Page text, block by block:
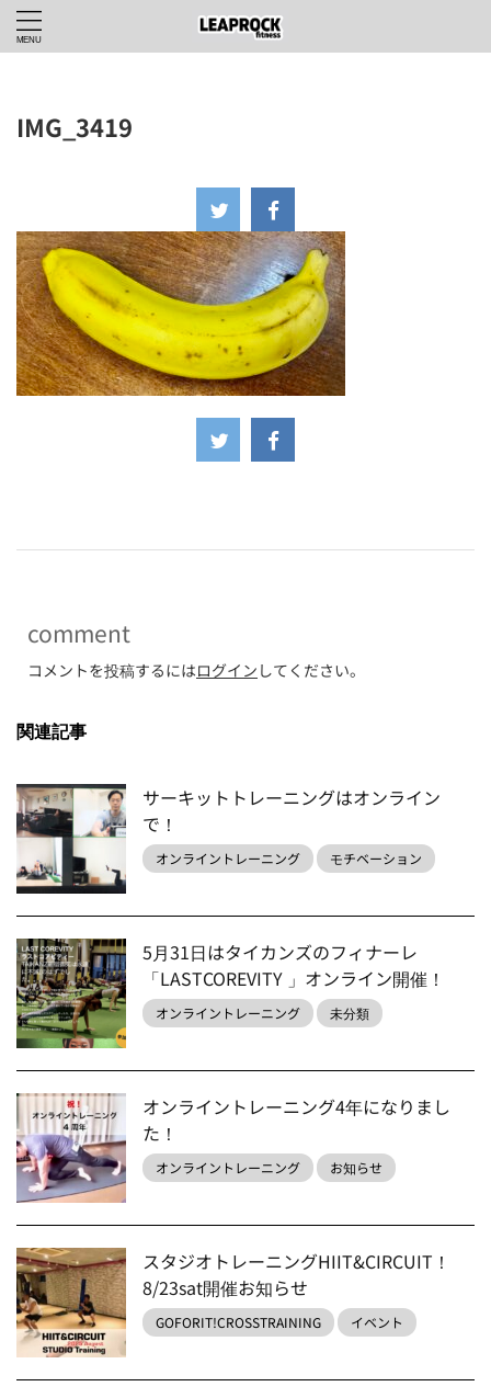
IMG_3419
comment
コメントを投稿するにはログイン してください。
関連記事
サーキットトレーニングはオンライン
で！
オンライントレーニング モチベーション
5月31日はタイカンズのフィナーレ
「LASTCOREVITY 」オンライン開催！
オンライントレーニング 未分類
オンライントレーニング4年になりまし
た！
オンライントレーニング お知らせ
スタジオトレーニングHIIT&CIRCUIT！
8/23sat開催お知らせ
GOFORIT!CROSSTRAINING イベント